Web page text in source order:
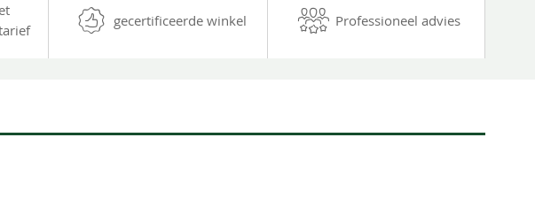
gecertificeerde winkel Professioneel advies